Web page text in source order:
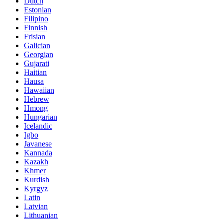
Estonian
Filipino
Finnish
Frisian
Galician
Georgian
Gujarati
Haitian
Hausa
Hawaiian
Hebrew
Hmong
Hungarian
Icelandic
Igbo
Javanese
Kannada
Kazakh
Khmer
Kurdish
Kyrgyz
Latin
Latvian
Lithuanian